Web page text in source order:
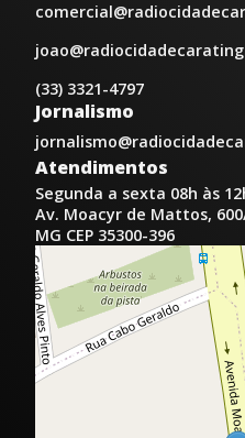
(33) 3321-4797
Jornalismo
Atendimentos
Segunda a sexta 08h às
Av. Moacyr de Mattos,
MG CEP 35300-396